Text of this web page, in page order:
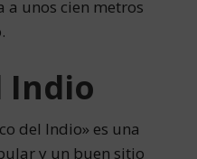
a unos cien metros
Indio
del Indio» es una
y un buen sitio